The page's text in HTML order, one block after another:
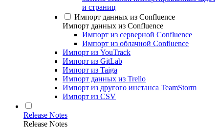
и страниц
Импорт данных из Confluence
Импорт данных из Confluence
Импорт из серверной Confluence
Импорт из облачной Confluence
Импорт из YouTrack
Импорт из GitLab
Импорт из Taiga
Импорт данных из Trello
Импорт из другого инстанса TeamStorm
Импорт из CSV
Release Notes
Release Notes